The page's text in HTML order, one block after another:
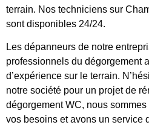
terrain. Nos techniciens sur
sont disponibles 24/24.
Les dépanneurs de notre
professionnels du dégorgement
d’expérience sur le terrain.
notre société pour un projet de
dégorgement WC, nous
vos besoins et avons un service